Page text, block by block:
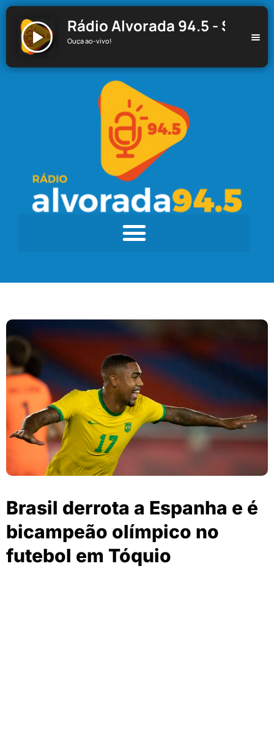
Rádio Alvorada 94.5 - Santa
Ouça ao-vivo!
Brasil derrota a Espanha e é
bicampeão olímpico no
futebol em Tóquio